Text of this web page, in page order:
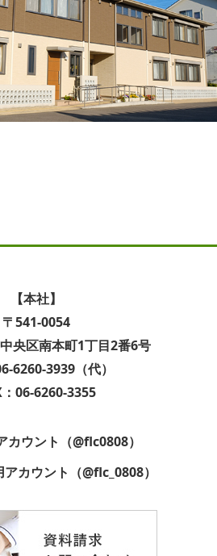
【本社】
〒541-0054
央区南本町1丁目2番6号
6260-3939（代）
06-6260-3355
カウント（@flc0808）
カウント（@flc_0808）